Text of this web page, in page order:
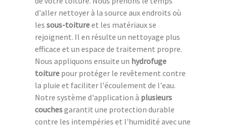
d'aller nettoyer à la source aux endroits où
les sous-toitureet les matériaux se
rejoignent. Il en résulte un nettoyage plus
efficace et un espace de traitement propre.
Nous appliquons ensuite un hydrofuge
toiture pour protéger le revêtement contre
la pluie et faciliter l'écoulement de l'eau.
Notre système d'application à plusieurs
couchesgarantit une protection durable
contre les intempéries et l'humidité avec une